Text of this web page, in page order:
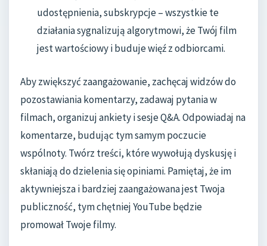
udostępnienia, subskrypcje – wszystkie te
działania sygnalizują algorytmowi, że Twój film
jest wartościowy i buduje więź z odbiorcami.
Aby zwiększyć zaangażowanie, zachęcaj widzów do
pozostawiania komentarzy, zadawaj pytania w
filmach, organizuj ankiety i sesje Q&A. Odpowiadaj na
komentarze, budując tym samym poczucie
wspólnoty. Twórz treści, które wywołują dyskusję i
skłaniają do dzielenia się opiniami. Pamiętaj, że im
aktywniejsza i bardziej zaangażowana jest Twoja
publiczność, tym chętniej YouTube będzie
promował Twoje filmy.